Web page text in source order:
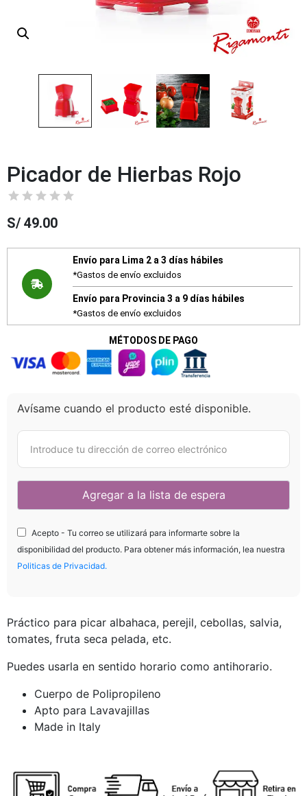
Picador de Hierbas Rojo
S/ 49.00
Envío para Lima 2 a 3 días hábiles
*Gastos de envío excluidos
Envío para Provincia 3 a 9 días hábiles
*Gastos de envío excluidos
MÉTODOS DE PAGO
Avísame cuando el producto esté disponible.
Acepto - Tu correo se utilizará para informarte sobre la
disponibilidad del producto. Para obtener más información, lea nuestra
Politicas de Privacidad.
Práctico para picar albahaca, perejil, cebollas, salvia,
tomates, fruta seca pelada, etc.
Puedes usarla en sentido horario como antihorario.
Cuerpo de Polipropileno
Apto para Lavavajillas
Made in Italy